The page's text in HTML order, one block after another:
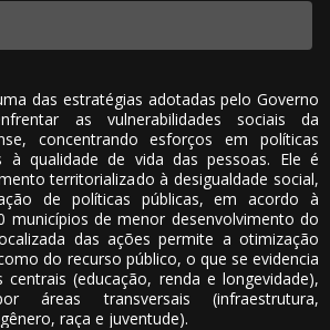
das estratégias adotadas pelo Governo
as vulnerabilidades sociais da
concentrando esforços em políticas
à qualidade de vida das pessoas. Ele é
territorializado à desigualdade social,
de políticas públicas, em acordo à
municípios de menor desenvolvimento do
das ações permite a otimização
do recurso público, o que se evidencia
(educação, renda e longevidade),
áreas transversais (infraestrutura,
raça e juventude).